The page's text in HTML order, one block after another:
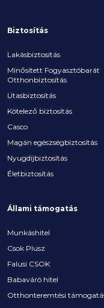
Biztosítás
Lakásbiztosítás
Minősített Fogyasztóbarát
Otthonbiztosítás
Utasbiztosítás
Kötelező biztosítás
Casco
Magán egészségbiztosítás
Nyugdíjbiztosítás
Életbiztosítás
Állami támogatás
Munkáshitel
Csok Plusz
Falusi CSOK
Babaváró hitel
Otthonteremtési